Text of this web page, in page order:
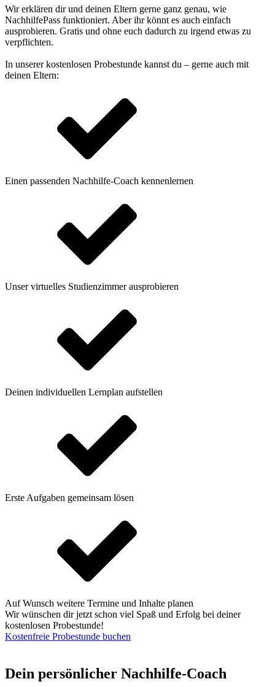
Wir erklären dir und deinen Eltern gerne ganz genau, wie
NachhilfePass funktioniert. Aber ihr könnt es auch einfach
ausprobieren. Gratis und ohne euch dadurch zu irgend etwas zu
verpflichten.
In unserer kostenlosen Probestunde kannst du – gerne auch mit
deinen Eltern:
Einen passenden Nachhilfe-Coach kennenlernen
Unser virtuelles Studienzimmer ausprobieren
Deinen individuellen Lernplan aufstellen
Erste Aufgaben gemeinsam lösen
Auf Wunsch weitere Termine und Inhalte planen
Wir wünschen dir jetzt schon viel Spaß und Erfolg bei deiner
kostenlosen Probestunde!
Kostenfreie Probestunde buchen
Dein persönlicher Nachhilfe-Coach